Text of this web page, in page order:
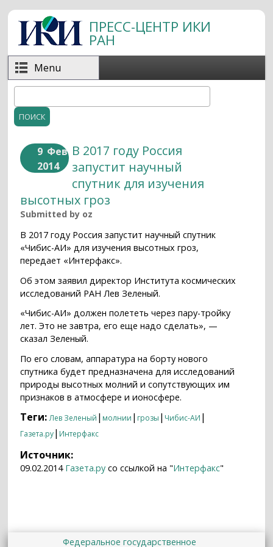
Перейти к основному содержанию
ПРЕСС-ЦЕНТР ИКИ
РАН
Menu
Форма поиска
9 Фев
2014
В 2017 году Россия
запустит научный
спутник для изучения
высотных гроз
Submitted by oz
В 2017 году Россия запустит научный спутник
«Чибис-АИ» для изучения высотных гроз,
передает «Интерфакс».
Об этом заявил директор Института космических
исследований РАН Лев Зеленый.
«Чибис-АИ» должен полететь через пару-тройку
лет. Это не завтра, его еще надо сделать», —
сказал Зеленый.
По его словам, аппаратура на борту нового
спутника будет предназначена для исследований
природы высотных молний и сопутствующих им
признаков в атмосфере и ионосфере.
Теги:Лев Зеленый | молнии | грозы | Чибис-АИ |
Газета.ру| Интерфакс
Источник:
09.02.2014 Газета.ру со ссылкой на "Интерфакс"
Федеральное государственное